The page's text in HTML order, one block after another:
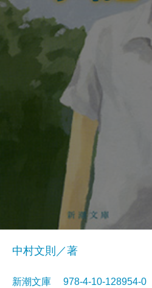
中村文則／著
新潮文庫 978-4-10-